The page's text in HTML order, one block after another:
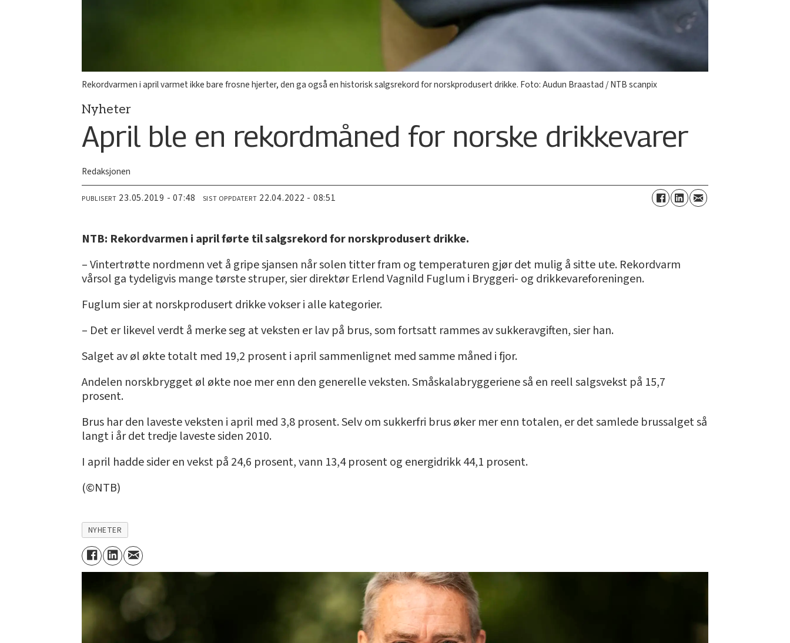
Rekordvarmen i april varmet ikke bare frosne hjerter, den ga også en historisk salgsrekord for norskprodusert drikke. Foto: Audun Braastad / NTB scanpix
Nyheter
April ble en rekordmåned for norske drikkevarer
Redaksjonen
PUBLISERT 23.05.2019 - 07:48 SIST OPPDATERT 22.04.2022 - 08:51
NTB: Rekordvarmen i april førte til salgsrekord for norskprodusert drikke.
– Vintertrøtte nordmenn vet å gripe sjansen når solen titter fram og temperaturen gjør det mulig å sitte ute. Rekordvarm
vårsol ga tydeligvis mange tørste struper, sier direktør Erlend Vagnild Fuglum i Bryggeri- og drikkevareforeningen.
Fuglum sier at norskprodusert drikke vokser i alle kategorier.
– Det er likevel verdt å merke seg at veksten er lav på brus, som fortsatt rammes av sukkeravgiften, sier han.
Salget av øl økte totalt med 19,2 prosent i april sammenlignet med samme måned i fjor.
Andelen norskbrygget øl økte noe mer enn den generelle veksten. Småskalabryggeriene så en reell salgsvekst på 15,7
prosent.
Brus har den laveste veksten i april med 3,8 prosent. Selv om sukkerfri brus øker mer enn totalen, er det samlede brussalget så
langt i år det tredje laveste siden 2010.
I april hadde sider en vekst på 24,6 prosent, vann 13,4 prosent og energidrikk 44,1 prosent.
(©NTB)
NYHETER